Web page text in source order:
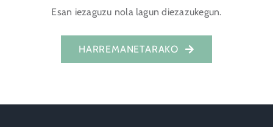
Esan iezaguzu nola lagun diezazukegun.
HARREMANETARAKO